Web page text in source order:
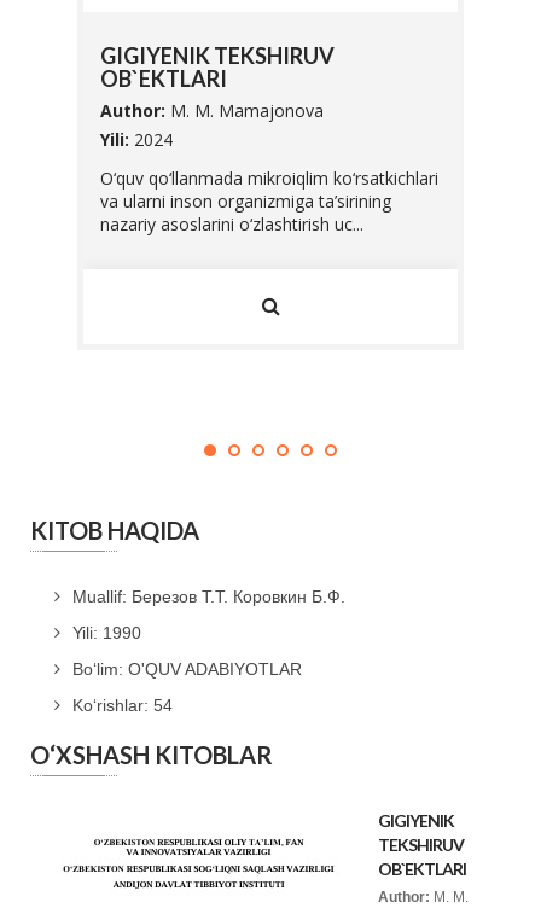
GIGIYENIK TEKSHIRUV
OB`EKTLARI
Author: M. M. Mamajonova
Yili: 2024
O‘quv qo‘llanmada mikroiqlim ko‘rsatkichlari
va ularni inson organizmiga ta’sirining
nazariy asoslarini o‘zlashtirish uc...
KITOB HAQIDA
Muallif: Березов Т.Т. Коровкин Б.Ф.
Yili: 1990
Bo‘lim: O'QUV ADABIYOTLAR
Ko‘rishlar: 54
O‘XSHASH KITOBLAR
GIGIYENIK
TEKSHIRUV
OB`EKTLARI
Author: M. M.